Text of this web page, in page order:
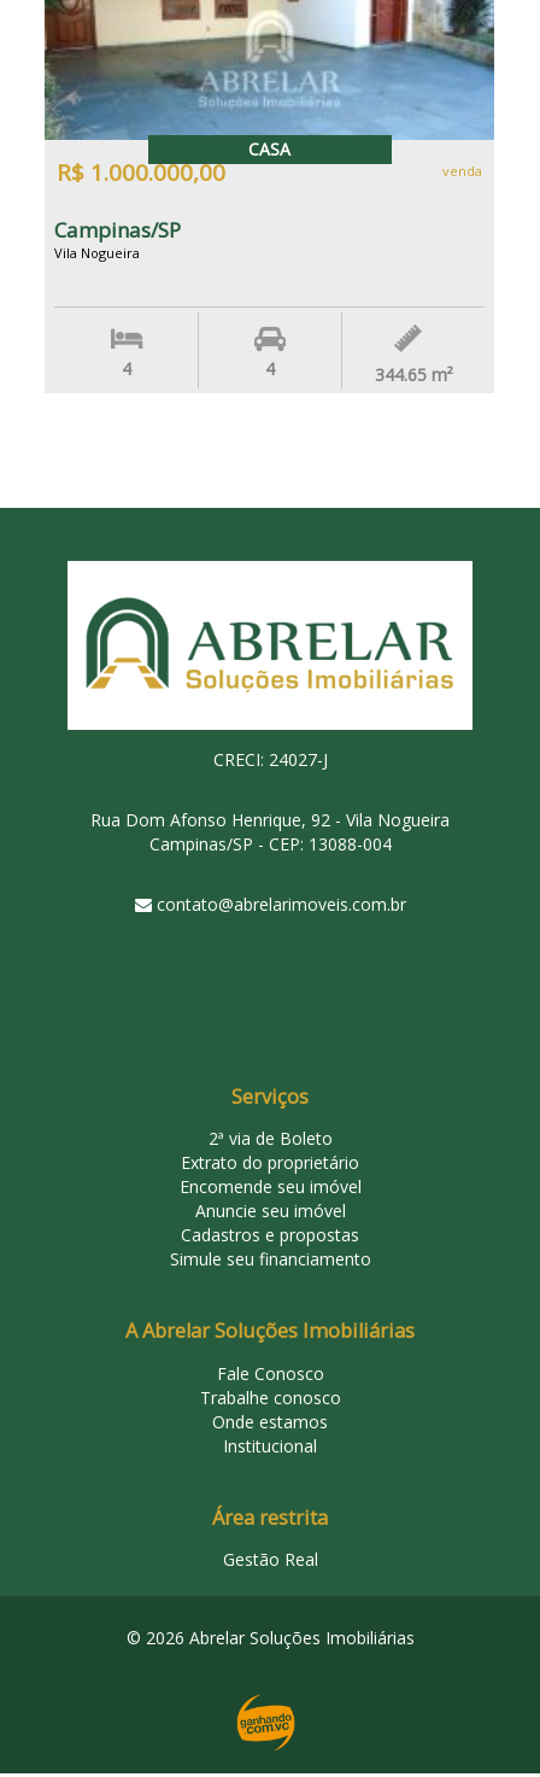
CASA
R$ 1.000.000,00 venda
Campinas/SP
Vila Nogueira
4 4 344.65 m²
CRECI: 24027-J
Rua Dom Afonso Henrique, 92 - Vila Nogueira
Campinas/SP - CEP: 13088-004
contato@abrelarimoveis.com.br
Serviços
2ª via de Boleto
Extrato do proprietário
Encomende seu imóvel
Anuncie seu imóvel
Cadastros e propostas
Simule seu financiamento
A Abrelar Soluções Imobiliárias
Fale Conosco
Trabalhe conosco
Onde estamos
Institucional
Área restrita
Gestão Real
© 2026 Abrelar Soluções Imobiliárias